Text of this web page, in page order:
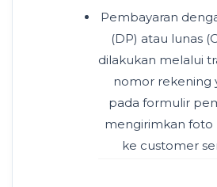
Pembayaran
(DP) atau lunas
dilakukan melalui
nomor rekening
pada formulir
mengirimkan foto
ke customer